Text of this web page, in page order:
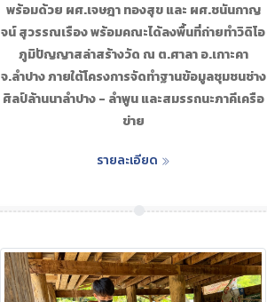
พร้อมด้วย ผศ.เจษฎา ทองสุข และ ผศ.ชนันกาญ
จน์ สุวรรณเรือง พร้อมคณะได้ลงพื้นที่ถ่ายทำวิดิโอ
ภูมิปัญญาสล่าสร้างวัด ณ ต.ศาลา อ.เกาะคา
จ.ลำปาง ภายใต้โครงการจัดทำฐานข้อมูลชุมชนช่าง
ศิลป์ล้านนาลำปาง - ลำพูน และสมรรถนะภาคีเครือ
ข่าย
รายละเอียด